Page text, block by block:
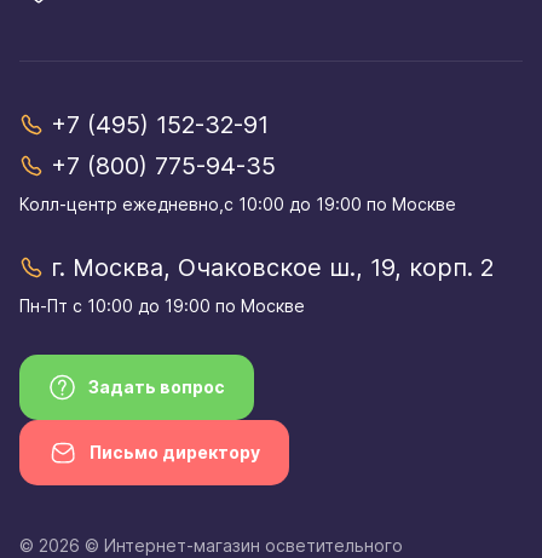
+7 (495) 152-32-91
+7 (800) 775-94-35
Колл-центр eжедневно,с 10:00 до 19:00 по Москве
г. Москва, Очаковское ш., 19, корп. 2
Пн-Пт с 10:00 до 19:00 по Москве
Задать вопрос
Письмо директору
© 2026 © Интернет-магазин осветительного